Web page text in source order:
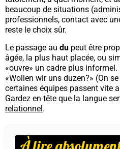
beaucoup de situations
professionnels, contact avec
reste le choix sûr.
Le passage au du peut être
âgée, la plus haut placée, ou
«ouvre» un cadre plus
«Wollen wir uns duzen?» (On
certaines équipes passent vite
Gardez en tête que la langue
relationnel .